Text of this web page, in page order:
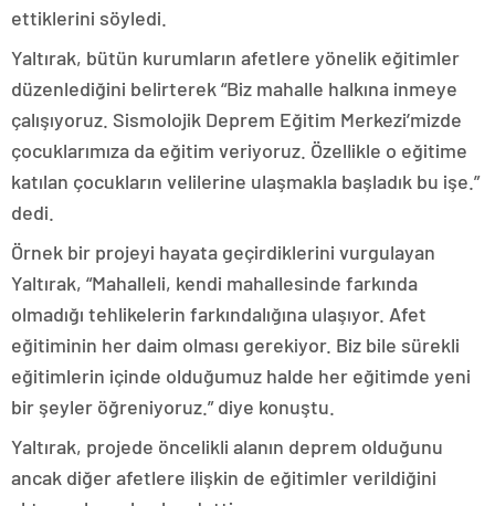
ettiklerini söyledi.
Yaltırak, bütün kurumların afetlere yönelik eğitimler
düzenlediğini belirterek “Biz mahalle halkına inmeye
çalışıyoruz. Sismolojik Deprem Eğitim Merkezi’mizde
çocuklarımıza da eğitim veriyoruz. Özellikle o eğitime
katılan çocukların velilerine ulaşmakla başladık bu işe.”
dedi.
Örnek bir projeyi hayata geçirdiklerini vurgulayan
Yaltırak, “Mahalleli, kendi mahallesinde farkında
olmadığı tehlikelerin farkındalığına ulaşıyor. Afet
eğitiminin her daim olması gerekiyor. Biz bile sürekli
eğitimlerin içinde olduğumuz halde her eğitimde yeni
bir şeyler öğreniyoruz.” diye konuştu.
Yaltırak, projede öncelikli alanın deprem olduğunu
ancak diğer afetlere ilişkin de eğitimler verildiğini